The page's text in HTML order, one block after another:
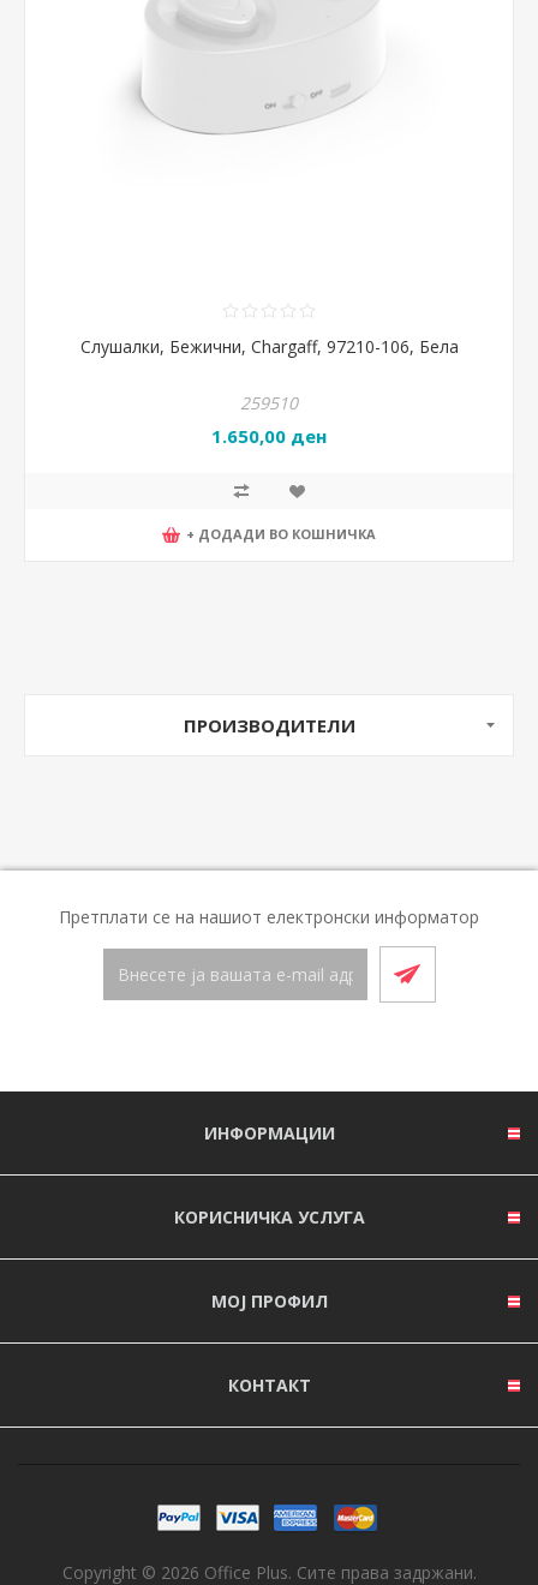
Слушалки, Бежични, Chargaff, 97210-106, Бела
259510
1.650,00 ден
+ ДОДАДИ ВО КОШНИЧКА
ПРОИЗВОДИТЕЛИ
Претплати се на нашиот електронски информатор
ИНФОРМАЦИИ
КОРИСНИЧКА УСЛУГА
МОЈ ПРОФИЛ
КОНТАКТ
Copyright © 2026 Office Plus. Сите права задржани.